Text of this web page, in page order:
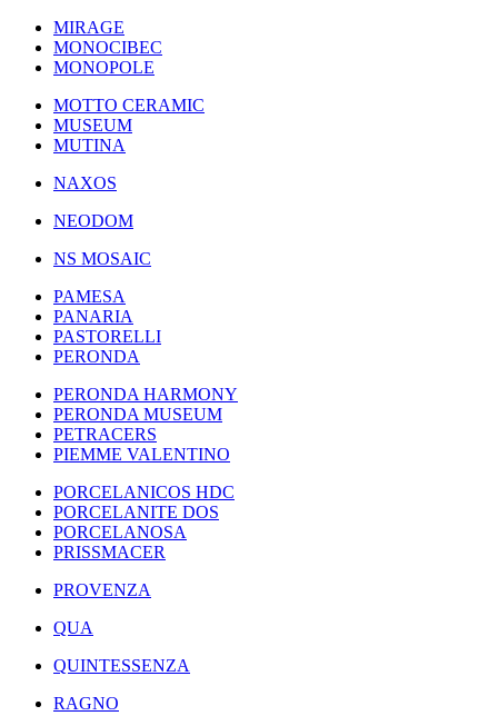
MIRAGE
MONOCIBEC
MONOPOLE
MOTTO CERAMIC
MUSEUM
MUTINA
NAXOS
NEODOM
NS MOSAIC
PAMESA
PANARIA
PASTORELLI
PERONDA
PERONDA HARMONY
PERONDA MUSEUM
PETRACERS
PIEMME VALENTINO
PORCELANICOS HDC
PORCELANITE DOS
PORCELANOSA
PRISSMACER
PROVENZA
QUA
QUINTESSENZA
RAGNO